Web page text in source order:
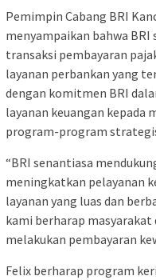
Pemimpin Cabang BRI
menyampaikan bahwa
transaksi pembayaran
layanan perbankan yang
dengan komitmen BRI
layanan keuangan kepada
program-program
“BRI senantiasa
meningkatkan pelayanan
layanan yang luas dan
kami berharap
melakukan pembayaran
Felix berharap program